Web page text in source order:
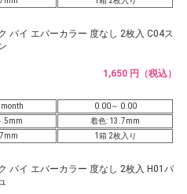
バイ エバーカラー 度なし 2枚入 C04ス
1,650 円（税込）
0.00～ 0.00
着色: 13.7mm
1箱 2枚入り
バイ エバーカラー 度なし 2枚入 H01パ